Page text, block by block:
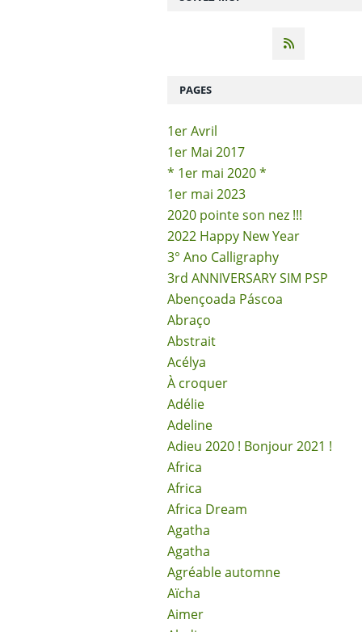
PAGES
1er Avril
1er Mai 2017
* 1er mai 2020 *
1er mai 2023
2020 pointe son nez !!!
2022 Happy New Year
3° Ano Calligraphy
3rd ANNIVERSARY SIM PSP
Abençoada Páscoa
Abraço
Abstrait
Acélya
À croquer
Adélie
Adeline
Adieu 2020 ! Bonjour 2021 !
Africa
Africa
Africa Dream
Agatha
Agatha
Agréable automne
Aïcha
Aimer